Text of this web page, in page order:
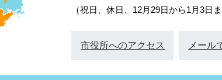
（祝日、休日、12月29日から1月3日
市役所へのアクセス メール